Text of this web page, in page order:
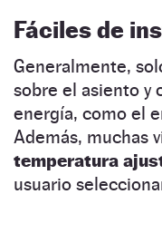
Fáciles de
Generalmente,
sobre el asiento y
energía, como el
Además, muchas
temperatura
usuario